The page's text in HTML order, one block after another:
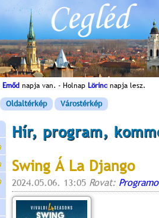
Emőd napja van. - Holnap Lörinc napja lesz.
Oldaltérkép Várostérkép
Hír, program,
Swing Á La Django
2024.05.06. 13:05 Rovat: